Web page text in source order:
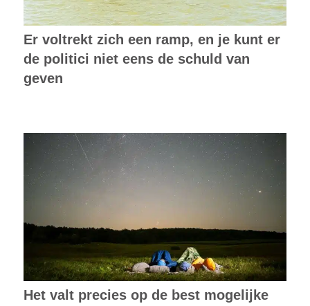
Er voltrekt zich een ramp, en je kunt er
de politici niet eens de schuld van
geven
Het valt precies op de best mogelijke